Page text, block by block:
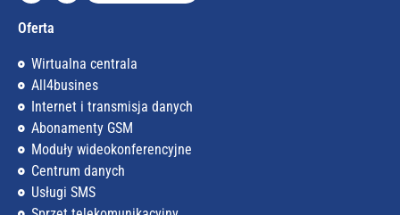
Oferta
Wirtualna centrala
All4busines
Internet i transmisja danych
Abonamenty GSM
Moduły wideokonferencyjne
Centrum danych
Usługi SMS